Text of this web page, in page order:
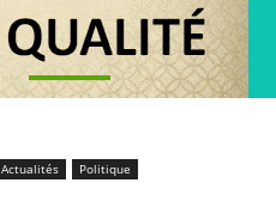
Actualités Politique